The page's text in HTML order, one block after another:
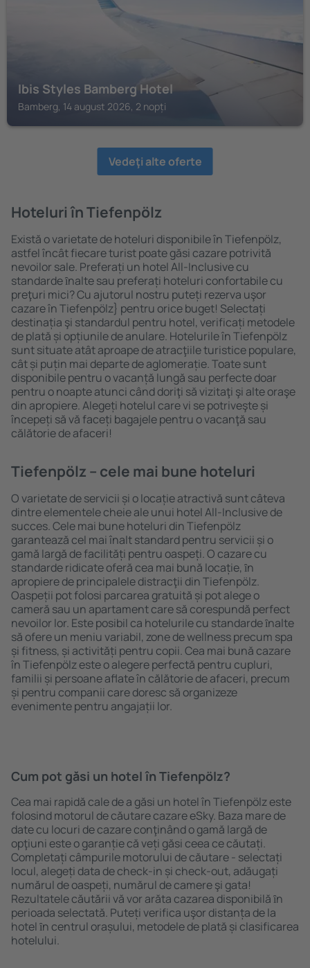
Ibis Styles Bamberg Hotel
Bamberg, 14 august 2026, 2 nopți
Vedeţi alte oferte
Hoteluri în Tiefenpölz
Există o varietate de hoteluri disponibile în Tiefenpölz,
astfel încât fiecare turist poate găsi cazare potrivită
nevoilor sale. Preferați un hotel All-Inclusive cu
standarde ȋnalte sau preferați hoteluri confortabile cu
preţuri mici? Cu ajutorul nostru puteți rezerva uşor
cazare în Tiefenpölz} pentru orice buget! Selectați
destinația şi standardul pentru hotel, verificați metodele
de plată și opțiunile de anulare. Hotelurile în Tiefenpölz
sunt situate atât aproape de atracţiile turistice populare,
cât și puțin mai departe de aglomerație. Toate sunt
disponibile pentru o vacanță lungă sau perfecte doar
pentru o noapte atunci când doriţi să vizitaţi şi alte oraşe
din apropiere. Alegeți hotelul care vi se potriveşte și
începeți să vă faceți bagajele pentru o vacanţă sau
călătorie de afaceri!
Tiefenpölz – cele mai bune hoteluri
O varietate de servicii și o locație atractivă sunt câteva
dintre elementele cheie ale unui hotel All-Inclusive de
succes. Cele mai bune hoteluri din Tiefenpölz
garantează cel mai înalt standard pentru servicii și o
gamă largă de facilități pentru oaspeți. O cazare cu
standarde ridicate oferă cea mai bună locație, ȋn
apropiere de principalele distracţii din Tiefenpölz.
Oaspeții pot folosi parcarea gratuită și pot alege o
cameră sau un apartament care să corespundă perfect
nevoilor lor. Este posibil ca hotelurile cu standarde ȋnalte
să ofere un meniu variabil, zone de wellness precum spa
și fitness, și activități pentru copii. Cea mai bună cazare
în Tiefenpölz este o alegere perfectă pentru cupluri,
familii și persoane aflate în călătorie de afaceri, precum
și pentru companii care doresc să organizeze
evenimente pentru angajații lor.
Cum pot găsi un hotel în Tiefenpölz?
Cea mai rapidă cale de a găsi un hotel în Tiefenpölz este
folosind motorul de căutare cazare eSky. Baza mare de
date cu locuri de cazare conţinând o gamă largă de
opţiuni este o garanție că veți găsi ceea ce căutați.
Completați câmpurile motorului de căutare - selectați
locul, alegeți data de check-in și check-out, adăugați
numărul de oaspeți, numărul de camere şi gata!
Rezultatele căutării vă vor arăta cazarea disponibilă ȋn
perioada selectată. Puteți verifica uşor distanța de la
hotel ȋn centrul orașului, metodele de plată și clasificarea
hotelului.